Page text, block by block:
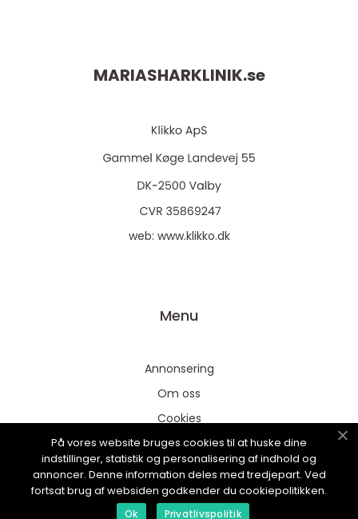
MARIASHARKLINIK.se
web: www.klikko.dk
Menu
Annonsering
Om oss
Cookies
Kontakta oss
Sitemap
På vores website bruges cookies til at huske dine
indstillinger, statistik og personalisering af indhold og
annoncer. Denne information deles med tredjepart. Ved
fortsat brug af websiden godkender du cookiepolitikken.
Ok Privatlivspolitik